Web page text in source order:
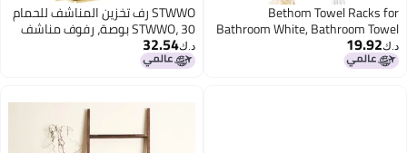
Bethom Towel Racks for
Bathroom White, Bathroom Towel
Rack with Shelf and 3 Hooks Wall
Mounted, Towel Storage Rack for
د.ك‏19.92
STWWO رف تخزين المناشف للحمام
STWWO، 30 بوصة، رفوف مناشف
مثبتة على الحائط مع رف يمكن أن
يحمل 6 مناشف كبيرة، رف مناشف
د.ك‏32.54